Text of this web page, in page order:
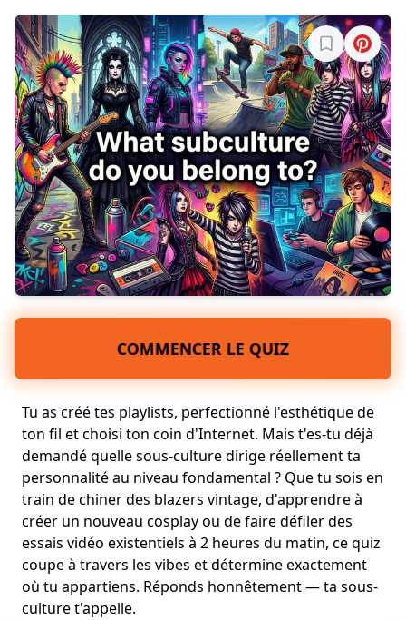
Connectez-
COMMENCER LE QUIZ
Tu as créé tes playlists, perfectionné l'esthétique de
ton fil et choisi ton coin d'Internet. Mais t'es-tu déjà
demandé quelle sous-culture dirige réellement ta
personnalité au niveau fondamental ? Que tu sois en
train de chiner des blazers vintage, d'apprendre à
créer un nouveau cosplay ou de faire défiler des
essais vidéo existentiels à 2 heures du matin, ce quiz
coupe à travers les vibes et détermine exactement
où tu appartiens. Réponds honnêtement — ta sous-
culture t'appelle.